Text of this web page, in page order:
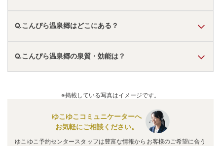
A. 温泉・お湯の特徴はさらさら しており、温泉地の雰囲気は
「近くに観光地あり」 と言われています。
Q.こんぴら温泉郷はどこにある？
A. こんぴら温泉郷は、香川県仲多度郡琴平町
車でお越しの方は、善通寺ICから車で約20分。
電車でお越しの方は、琴平駅から徒歩約10分。
Q.こんぴら温泉郷の泉質・効能は？
などと言われています。
※掲載している写真はイメージです。
ゆこゆこコミュニケーターへ
お気軽にご相談ください。
ゆこゆこ予約センタースタッフは豊富な情報からお客様のご希望に合う